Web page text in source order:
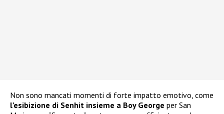
Non sono mancati momenti di forte impatto emotivo, come
l’esibizione di Senhit insieme a Boy George per San